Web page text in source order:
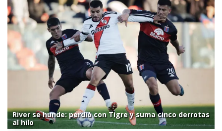
River se hunde: perdió con Tigre y suma cinco derrotas
al hilo